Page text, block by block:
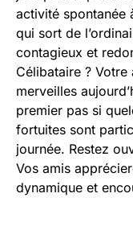
activité spontanée
qui sort de
contagieux et
Célibataire ?
merveilles
premier pas si
fortuites sont
journée. Restez
Vos amis
dynamique et